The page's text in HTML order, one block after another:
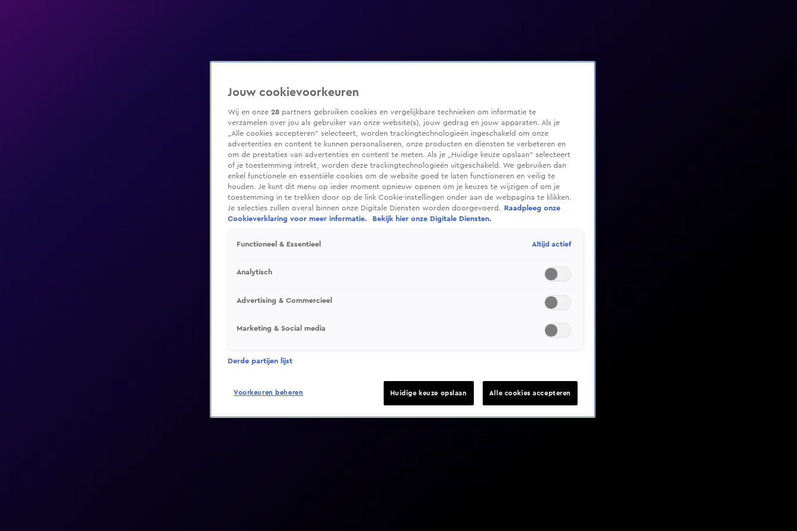
Video helaas niet gevonden
Jouw cookievoorkeuren
Wij en onze 28 partners gebruiken cookies en vergelijkbare technieken om informatie te
verzamelen over jou als gebruiker van onze website(s), jouw gedrag en jouw apparaten. Als je
„Alle cookies accepteren” selecteert, worden trackingtechnologieën ingeschakeld om onze
advertenties en content te kunnen personaliseren, onze producten en diensten te verbeteren en
om de prestaties van advertenties en content te meten. Als je „Huidige keuze opslaan” selecteert
of je toestemming intrekt, worden deze trackingtechnologieën uitgeschakeld. We gebruiken dan
enkel functionele en essentiële cookies om de website goed te laten functioneren en veilig te
houden. Je kunt dit menu op ieder moment opnieuw openen om je keuzes te wijzigen of om je
toestemming in te trekken door op de link Cookie-instellingen onder aan de webpagina te klikken.
Je selecties zullen overal binnen onze Digitale Diensten worden doorgevoerd.
Raadpleeg onze
Cookieverklaring voor meer informatie.
Bekijk hier onze Digitale Diensten.
Functioneel & Essentieel Altijd actief
Analytisch
Advertising & Commercieel
Marketing & Social media
Derde partijen lijst
Voorkeuren beheren Huidige keuze opslaan Alle cookies accepteren